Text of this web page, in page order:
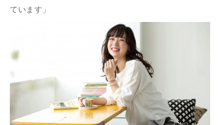
ています」